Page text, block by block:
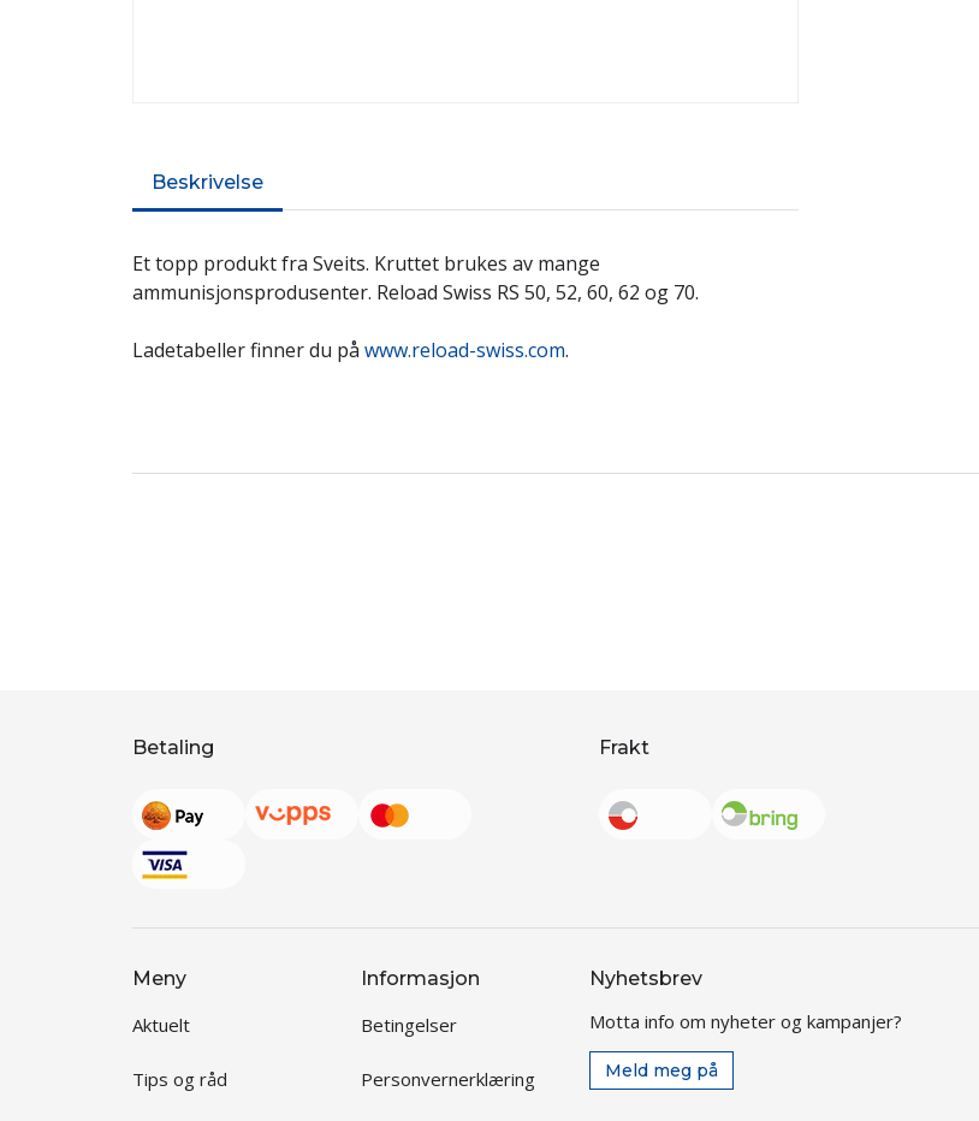
Beskrivelse
Et topp produkt fra Sveits. Kruttet brukes av mange
ammunisjonsprodusenter. Reload Swiss RS 50, 52, 60, 62 og 70.
Ladetabeller finner du på www.reload-swiss.com.
Betaling Frakt
Meny
Aktuelt
Tips og råd
Informasjon
Betingelser
Personvernerklæring
Nyhetsbrev
Motta info om nyheter og kampanjer?
Meld meg på